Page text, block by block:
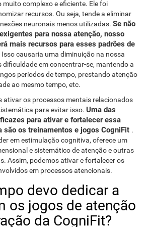
muito complexo e eficiente. Ele foi
recursos. Ou seja, tende a eliminar
neuronais menos utilizadas.Se não
para nossa atenção, nosso
mais recursos para esses padrões de
Isso causaria uma diminuição na nossa
dificuldade em concentrar-se, mantendo a
períodos de tempo, prestando atenção
ao mesmo tempo, etc.
ativar os processos mentais relacionados
para evitar isso.Uma das
para ativar e fortalecer essa
são os treinamentos e jogos CogniFit .
em estimulação cognitiva, oferece um
e sistemático de atenção e outras
Assim, podemos ativar e fortalecer os
em processos atencionais.
devo dedicar a
os jogos de atenção
da CogniFit?